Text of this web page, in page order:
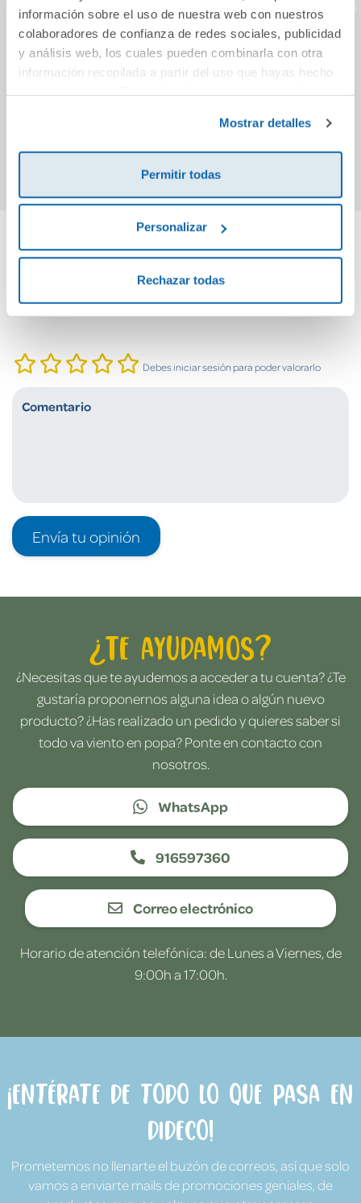
información sobre el uso de nuestra web con nuestros
colaboradores de confianza de redes sociales, publicidad
y análisis web, los cuales pueden combinarla con otra
información recopilada a partir del uso que hayas hecho
Mostrar detalles
Permitir todas
Personalizar
Rechazar todas
El meu quadern
Montessori 5
Comprar
Tea Stilton. Missió
vacances 3
9,95€
Comprar
Cuéntanos tu opinión
¡Sé el primero en valorar este producto!
Debes iniciar sesión para poder valorarlo
Envía tu opinión
¿Te ayudamos?
¿Necesitas que te ayudemos a acceder a tu cuenta? ¿Te
gustaría proponernos alguna idea o algún nuevo
producto? ¿Has realizado un pedido y quieres saber si
todo va viento en popa? Ponte en contacto con
nosotros.
WhatsApp
916597360
Correo electrónico
Horario de atención telefónica: de Lunes a Viernes, de
9:00h a 17:00h.
¡Entérate de todo lo que pasa en
Dideco!
Prometemos no llenarte el buzón de correos, así que solo
vamos a enviarte mails de promociones geniales, de